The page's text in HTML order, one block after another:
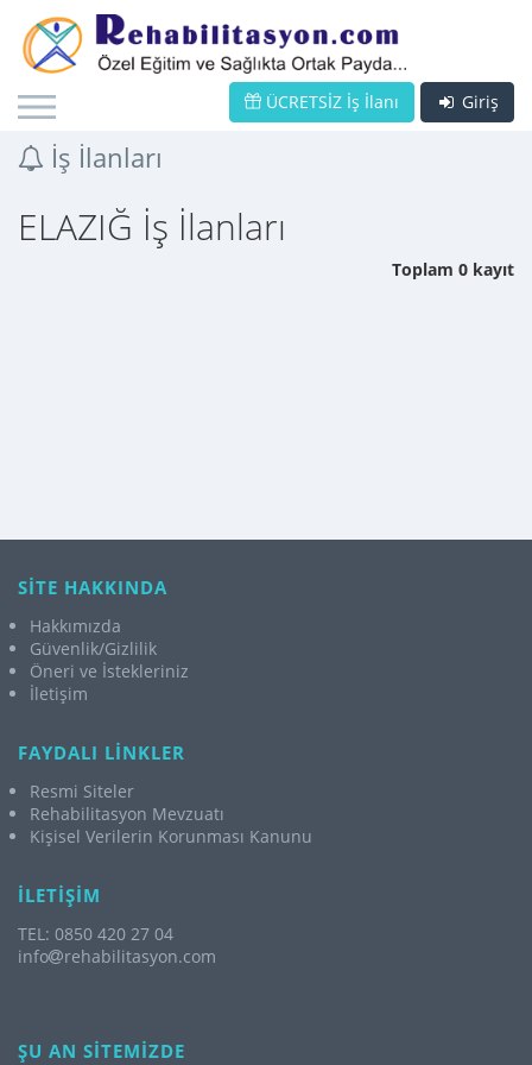
Giriş
ÜCRETSİZ İş İlanı
İş İlanları
ELAZIĞ İş İlanları
Toplam 0 kayıt
SİTE HAKKINDA
Hakkımızda
Güvenlik/Gizlilik
Öneri ve İstekleriniz
İletişim
FAYDALI LİNKLER
Resmi Siteler
Rehabilitasyon Mevzuatı
Kişisel Verilerin Korunması Kanunu
İLETİŞİM
TEL: 0850 420 27 04
info
rehabilitasyon.com
ŞU AN SİTEMİZDE